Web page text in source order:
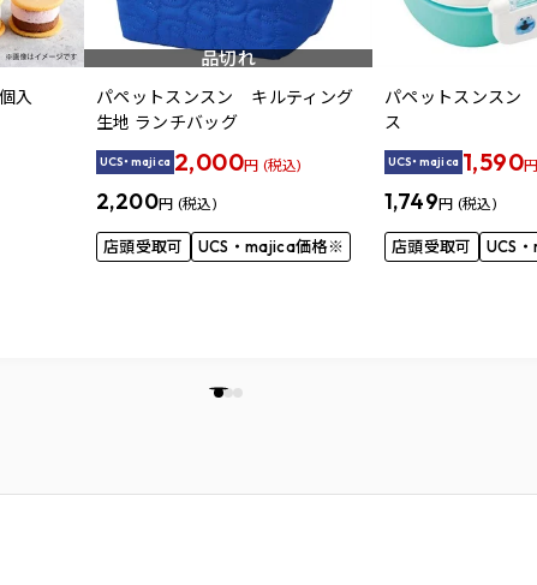
入
品切れ
パペットスンスン キルティング
生地 ランチバッグ
UCS・majica 2,000円 (税込)
2,200円 (税込)
店頭受取可 UCS・majica価格※
パペットスンスン
ス
UCS・majica 1,590
1,749円 (税込)
店頭受取可 UCS